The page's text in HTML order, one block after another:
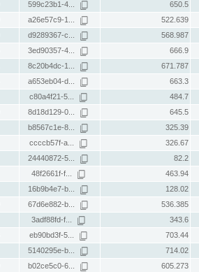
599c23b1-4... 650.5
a26e57c9-1... 522.639
d9289367-c... 568.987
3ed90357-4... 666.9
8c20b4dc-1... 671.787
a653eb04-d... 663.3
c80a4f21-5... 484.7
8d18d129-0... 645.5
b8567c1e-8... 325.39
ccccb57f-a... 326.67
24440872-5... 82.2
48f2661f-f... 463.94
16b9b4e7-b... 128.02
67d6e882-b... 536.385
3adf88fd-f... 343.6
eb90bd3f-5... 703.44
5140295e-b... 714.02
b02ce5c0-6... 605.273